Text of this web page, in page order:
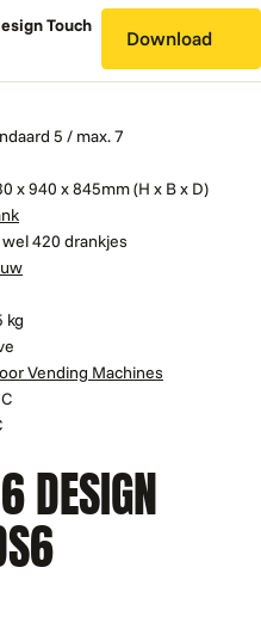
Touch
Download
5 / max. 7
x 940 x 845mm (H x B x D)
420 drankjes
kg
Vending Machines
DESIGN